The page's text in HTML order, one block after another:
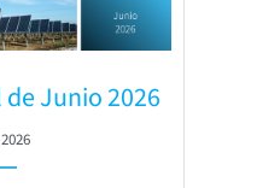
Junio 2026